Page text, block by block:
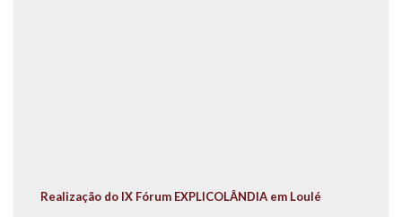
Realização do IX Fórum EXPLICOLÂNDIA em Loulé